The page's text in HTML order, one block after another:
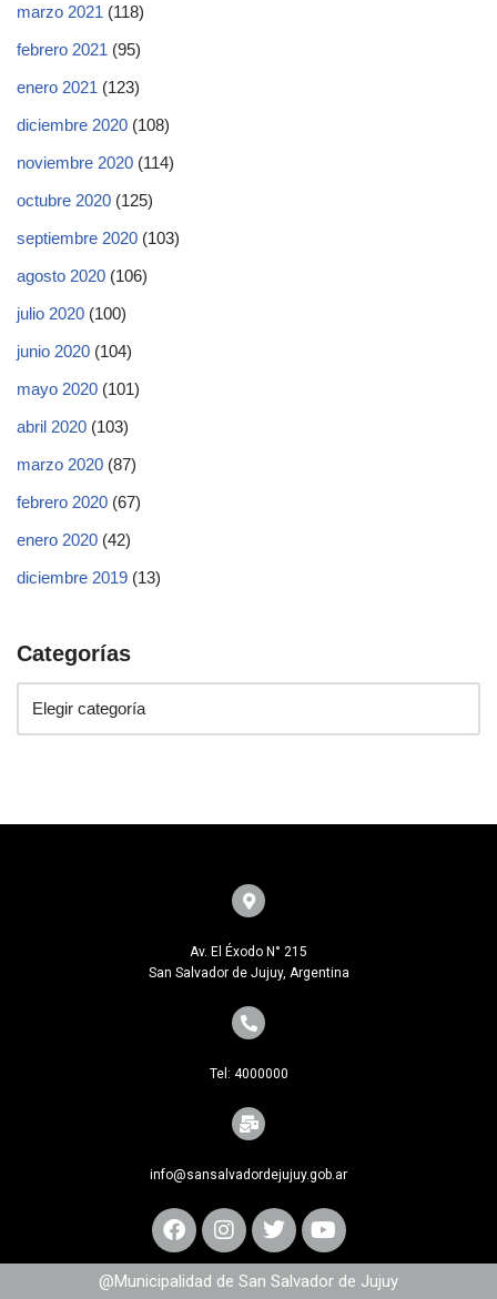
marzo 2021 (118)
febrero 2021 (95)
enero 2021 (123)
diciembre 2020 (108)
noviembre 2020 (114)
octubre 2020 (125)
septiembre 2020 (103)
agosto 2020 (106)
julio 2020 (100)
junio 2020 (104)
mayo 2020 (101)
abril 2020 (103)
marzo 2020 (87)
febrero 2020 (67)
enero 2020 (42)
diciembre 2019 (13)
Categorías
Av. El Éxodo N° 215
San Salvador de Jujuy, Argentina
Tel: 4000000
info@sansalvadordejujuy.gob.ar
@Municipalidad de San Salvador de Jujuy